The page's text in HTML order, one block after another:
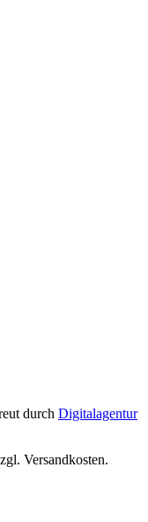
durch Digitalagentur
Versandkosten.